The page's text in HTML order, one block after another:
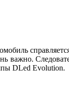
DLed Evolution.